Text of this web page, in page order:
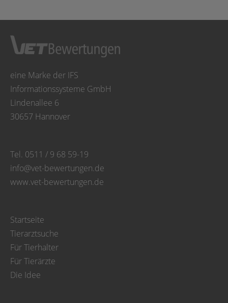
eine Marke der IFS
Informationssysteme GmbH
Lindenallee 6
30657 Hannover
Tel. 0511 / 9 68 59-19
info@vet-bewertungen.de
www.vet-bewertungen.de
Startseite
Tierarztsuche
Für Tierhalter
Für Tierärzte
Die Idee